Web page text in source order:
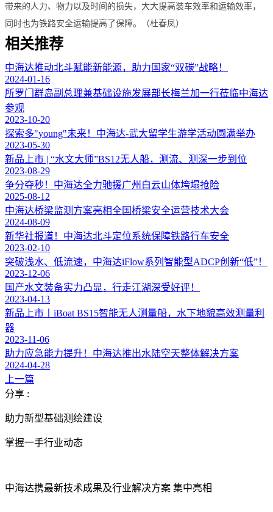
带来的人力、物力以及时间的损失，大大提高装车效率和运输效率，
同时也为铁路安全运输提高了保障。（杜春凤）
相关推荐
中海达推动北斗赋能新能源，助力国家“双碳”战略！
2024-01-16
所罗门群岛副总理兼基础设施发展部长梅兰加一行莅临中海达
参观
2023-10-20
探索多"young"未来！中海达-武大留学生游学活动圆满举办
2023-05-30
新品上市 | “水文大师”BS12无人船，测流、测深一步到位
2023-08-29
争分夺秒！中海达全力驰援广州白云山体垮塌抢险
2025-08-12
中海达桥梁监测方案亮相全国桥梁安全运营技术大会
2024-08-09
新华社报道！中海达北斗定位系统保障铁路行车安全
2023-02-10
突破浅水、低流速，中海达iFlow系列智能型ADCP创新“低”！
2023-12-06
国产水文装备实力凸显，行走江湖深受好评！
2023-04-13
新品上市丨iBoat BS15智能无人测量船，水下地貌高效测量利
器
2023-11-06
助力应急能力提升！中海达推出水陆空天整体解决方案
2024-04-28
上一篇
分享 :
助力新型基础测绘建设
掌握一手行业动态
中海达携最新技术成果及行业解决方案 集中亮相